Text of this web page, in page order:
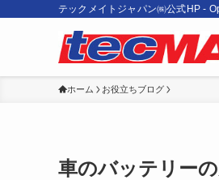
テックメイトジャパン㈱公式HP -
ホーム お役立ちブログ
車のバッテリー